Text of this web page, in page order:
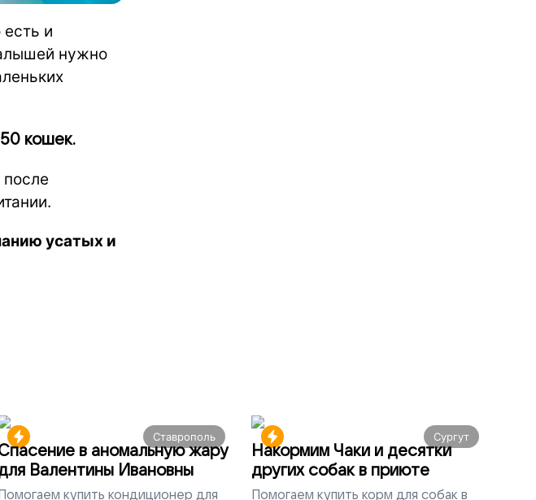
и
нужно
кошек.
усатых и
Ставрополь
в аномальную жару
Валентины Ивановны
Помогаем купить кондиционер для
Сургут
Накормим Чаки и десятки
других собак в приюте
Помогаем купить корм для собак в